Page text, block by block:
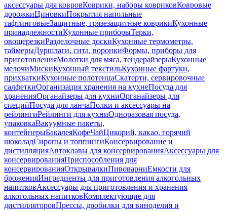
аксессуары для ковровКоврики, наборы ковриковКовровые
дорожкиЦиновкиПокрытия напольные
тафтинговыеЗащитные, грязезащитные коврикиКухонные
принадлежностиКухонные приборыТерки,
овощерезкиРазделочные доскиКухонные термометры,
таймерыДуршлаги, сита, воронкиФормы, приборы для
приготовленияМолотки для мяса, тендерайзерыКухонные
мелочиМискиКухонный текстильКухонные фартуки,
прихваткиКухонные полотенцаСкатерти, сервировочные
салфеткиОрганизация хранения на кухнеПосуда для
храненияОрганайзеры для кухниОрганайзеры для
специйПосуда для ланчаПолки и аксессуары на
рейлингиРейлинги для кухниОдноразовая посуда,
упаковкаВакуумные пакеты,
контейнерыБакалеяКофеЧайЦикорий, какао, горячий
шоколадСиропы и топпингиКонсервирование и
дистилляцияАвтоклавы для консервированияАксессуары для
консервированияПриспособления для
консервированияОткрывалкиПивоварниЕмкости для
броженияИнгредиенты для приготовления алкогольных
напитковАксессуары для приготовления и хранения
алкогольных напитковКомплектующие для
дистилляторовПрессы, дробилки для виноделия и